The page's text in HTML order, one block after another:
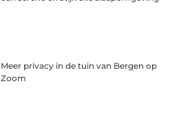
Meer privacy in de tuin van Bergen op
Zoom